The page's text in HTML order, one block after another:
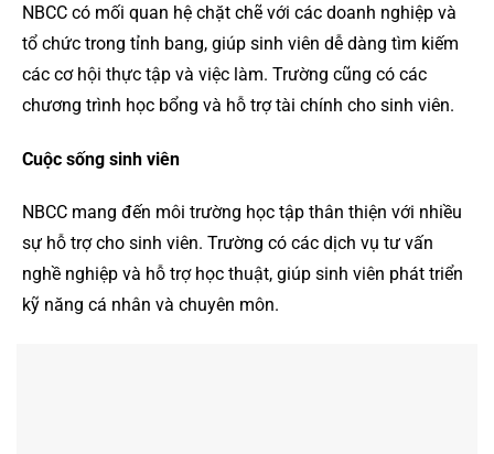
NBCC có mối quan hệ chặt chẽ với các doanh nghiệp và
tổ chức trong tỉnh bang, giúp sinh viên dễ dàng tìm kiếm
các cơ hội thực tập và việc làm. Trường cũng có các
chương trình học bổng và hỗ trợ tài chính cho sinh viên.
Cuộc sống sinh viên
NBCC mang đến môi trường học tập thân thiện với nhiều
sự hỗ trợ cho sinh viên. Trường có các dịch vụ tư vấn
nghề nghiệp và hỗ trợ học thuật, giúp sinh viên phát triển
kỹ năng cá nhân và chuyên môn.